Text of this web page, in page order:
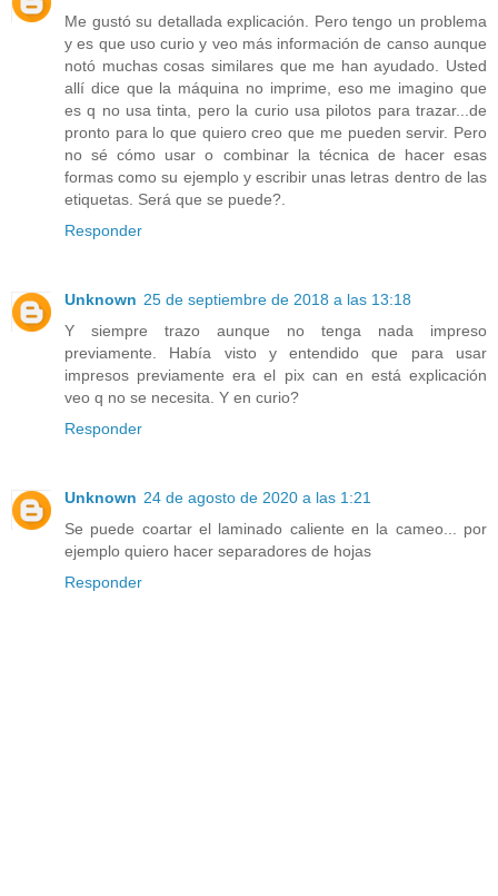
Me gustó su detallada explicación. Pero tengo un problema
y es que uso curio y veo más información de canso aunque
notó muchas cosas similares que me han ayudado. Usted
allí dice que la máquina no imprime, eso me imagino que
es q no usa tinta, pero la curio usa pilotos para trazar...de
pronto para lo que quiero creo que me pueden servir. Pero
no sé cómo usar o combinar la técnica de hacer esas
formas como su ejemplo y escribir unas letras dentro de las
etiquetas. Será que se puede?.
Responder
Unknown 25 de septiembre de 2018 a las 13:18
Y siempre trazo aunque no tenga nada impreso
previamente. Había visto y entendido que para usar
impresos previamente era el pix can en está explicación
veo q no se necesita. Y en curio?
Responder
Unknown 24 de agosto de 2020 a las 1:21
Se puede coartar el laminado caliente en la cameo... por
ejemplo quiero hacer separadores de hojas
Responder